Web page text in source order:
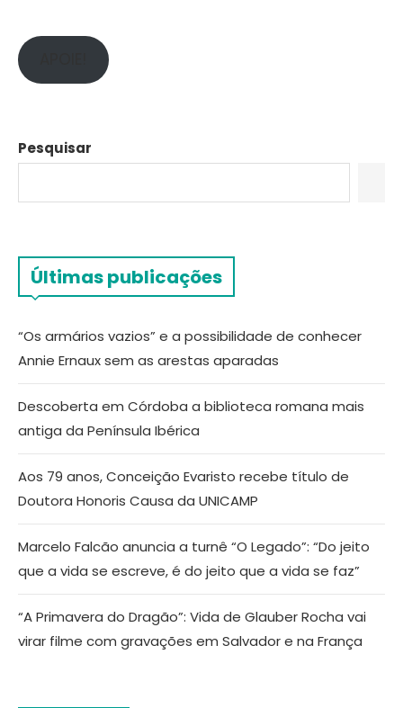
Pesquisar
Últimas publicações
“Os armários vazios” e a possibilidade de conhecer
Annie Ernaux sem as arestas aparadas
Descoberta em Córdoba a biblioteca romana mais
antiga da Península Ibérica
Aos 79 anos, Conceição Evaristo recebe título de
Doutora Honoris Causa da UNICAMP
Marcelo Falcão anuncia a turnê “O Legado”: “Do jeito
que a vida se escreve, é do jeito que a vida se faz”
“A Primavera do Dragão”: Vida de Glauber Rocha vai
virar filme com gravações em Salvador e na França